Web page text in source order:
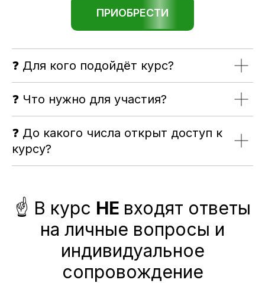
ПРИОБРЕСТИ
❓ Для кого подойдёт курс?
❓ Что нужно для участия?
❓ До какого числа открыт доступ к
курсу?
☝ В курс НЕ входят ответы
на личные вопросы и
индивидуальное
сопровождение